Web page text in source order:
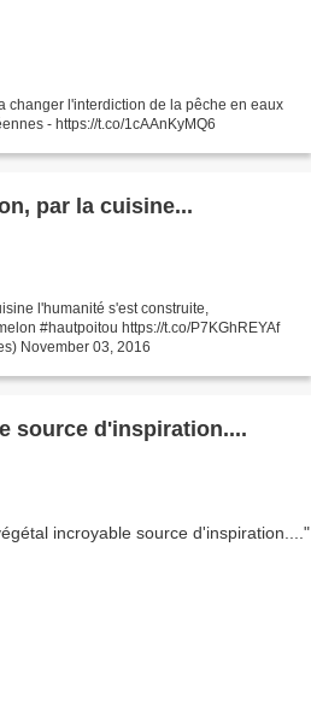
changer l'interdiction de la pêche en eaux
- https://t.co/1cAAnKyMQ6
par la cuisine...
l'humanité s'est construite,
#hautpoitou https://t.co/P7KGhREYAf
November 03, 2016
source d'inspiration....